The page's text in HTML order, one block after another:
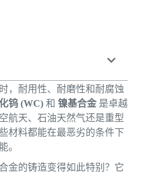
，耐用性、耐磨性和耐腐蚀
钨 (WC)和 镍基合金是卓越
航天、石油天然气还是重型
材料都能在最恶劣的条件下
。
金的铸造变得如此特别？它